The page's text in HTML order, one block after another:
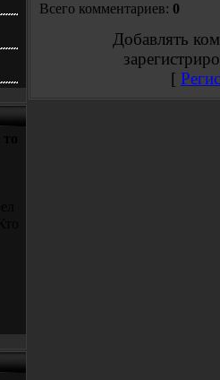
Всего комментариев: 0
Добавлять
[